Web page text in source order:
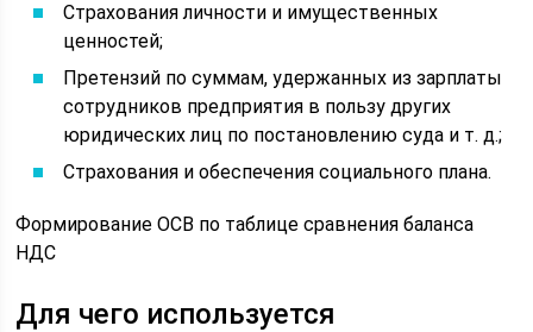
Страхования личности и имущественных
ценностей;
Претензий по суммам, удержанных из зарплаты
сотрудников предприятия в пользу других
юридических лиц по постановлению суда и т. д.;
Страхования и обеспечения социального плана.
Формирование ОСВ по таблице сравнения баланса
НДС
Для чего используется